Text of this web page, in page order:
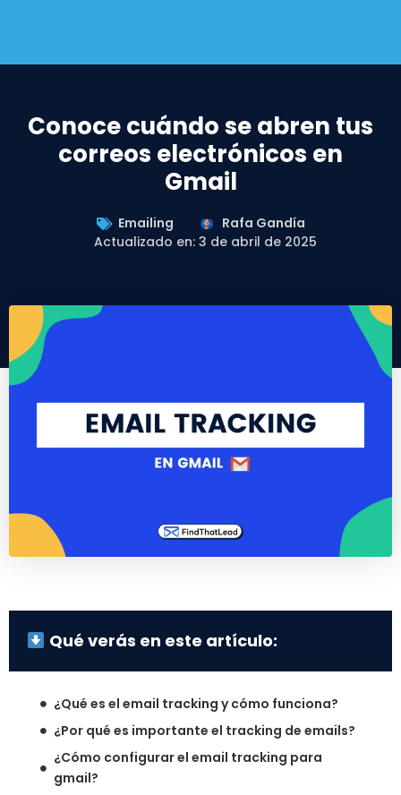
Conoce cuándo se abren tus
correos electrónicos en
Gmail
Emailing
Rafa Gandía
Actualizado en: 3 de abril de 2025
Qué verás en este artículo:
¿Qué es el email tracking y cómo funciona?
¿Por qué es importante el tracking de emails?
¿Cómo configurar el email tracking para
gmail?